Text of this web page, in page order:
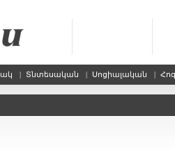
| Տնտեսական | Սոցիալական |